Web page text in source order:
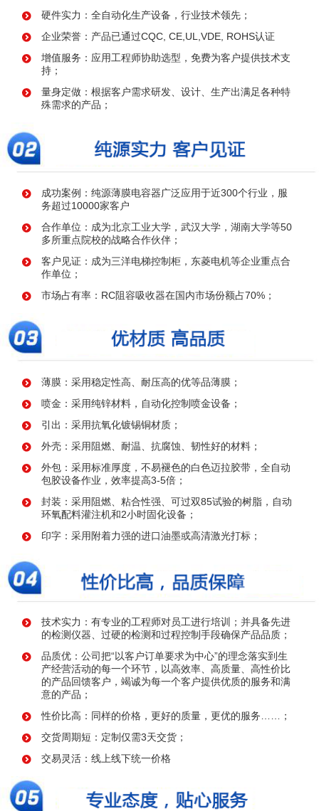
硬件实力：全自动化生产设备，行业技术领先；
企业荣誉：产品已通过CQC, CE,UL,VDE, ROHS认证
增值服务：应用工程师协助选型，免费为客户提供技术支
持；
量身定做：根据客户需求研发、设计、生产出满足各种特
殊需求的产品；
成功案例：纯源薄膜电容器广泛应用于近300个行业，服
务超过10000家客户
合作单位：成为北京工业大学，武汉大学，湖南大学等50
多所重点院校的战略合作伙伴；
客户见证：成为三洋电梯控制柜，东菱电机等企业重点合
作单位；
市场占有率：RC阻容吸收器在国内市场份额占70%；
薄膜：采用稳定性高、耐压高的优等品薄膜；
喷金：采用纯锌材料，自动化控制喷金设备；
引出：采用抗氧化镀锡铜材质；
外壳：采用阻燃、耐温、抗腐蚀、韧性好的材料；
外包：采用标准厚度，不易褪色的白色迈拉胶带，全自动
包胶设备作业，效率提高3-5倍；
封装：采用阻燃、粘合性强、可过双85试验的树脂，自动
环氧配料灌注机和2小时固化设备；
印字：采用附着力强的进口油墨或高清激光打标；
技术实力：有专业的工程师对员工进行培训；并具备先进
的检测仪器、过硬的检测和过程控制手段确保产品品质；
品质优：公司把“以客户订单要求为中心”的理念落实到生
产经营活动的每一个环节，以高效率、高质量、高性价比
的产品回馈客户，竭诚为每一个客户提供优质的服务和满
意的产品；
性价比高：同样的价格，更好的质量，更优的服务……；
交货周期短：定制仅需3天交货；
交易灵活：线上线下统一价格